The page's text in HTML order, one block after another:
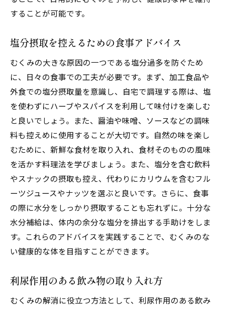
することが可能です。
塩分摂取を控えるための食事アドバイス
むくみの大きな原因の一つである塩分過多を防ぐため
に、日々の食事での工夫が必要です。まず、加工食品や
外食での塩分摂取量を意識し、自宅で調理する際は、塩
を使わずにハーブやスパイスを利用して味付けを楽しむ
と良いでしょう。また、醤油や味噌、ソースなどの調味
料も控えめに使用することが大切です。自然の味を楽し
むために、新鮮な食材を取り入れ、食材そのものの風味
を活かす料理法を学びましょう。また、塩分を含む飲料
やスナックの摂取も控え、代わりにカリウムを含むフル
ーツジュースやナッツを選ぶと良いです。さらに、食事
の際に水分をしっかり摂取することも忘れずに。十分な
水分補給は、体内の余分な塩分を排出する手助けをしま
す。これらのアドバイスを実践することで、むくみのな
い健康的な体を目指すことができます。
利尿作用のある飲み物の取り入れ方
むくみの解消に役立つ方法として、利尿作用のある飲み